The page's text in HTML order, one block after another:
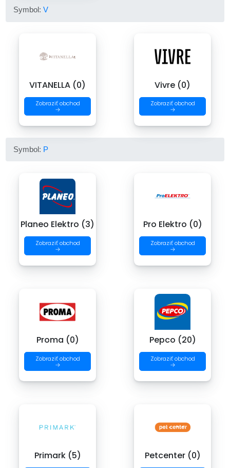
Symbol:V
VITANELLA (0)
Zobraziť obchod
→
Vivre (0)
Zobraziť obchod
→
Symbol: P
Planeo Elektro (3)
Zobraziť obchod
→
Pro Elektro (0)
Zobraziť obchod
→
Proma (0)
Zobraziť obchod
→
Pepco (20)
Zobraziť obchod
→
Primark (5) Petcenter (0)